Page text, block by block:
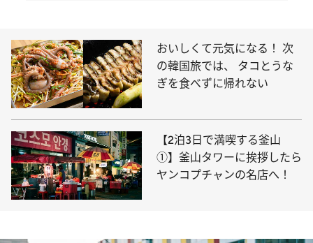
おいしくて元気になる！ 次
の韓国旅では、 タコとうな
ぎを食べずに帰れない
【2泊3日で満喫する釜山
①】釜山タワーに挨拶したら
ヤンコプチャンの名店へ！